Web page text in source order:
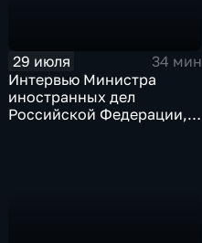
29 июля
34 мин
Интервью Министра
иностранных дел
Российской Федерации,